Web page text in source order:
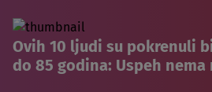
Ovih 10 ljudi su pokrenuli
do 85 godina: Uspeh